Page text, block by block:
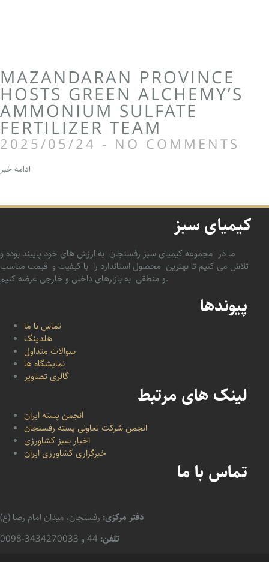
MAZANDARAN PROVINCE
HOSTS GREEN ALCHEMY’S
AMMONIUM SULFATE
FERTILIZER TEAM
2025/05/24 NO COMMENTS
ادامه خبر
کیمیای سبز
ما در مجموعه کیمیای سبز رفسنجان به ارزش های خود پایبند بوده و
تلاش می کنیم تا بهترین محصول استاندارد را با کیفیت و قیمت مناسب
و منطقی به بازارهای داخلی و خارجی عرضه کنیم.
پیوندها
تماس با ما
هلدینگ
سوالات متداول
نمایشگاه ها
گالری تصاویر
لینک های مرتبط
انجمن پسته ایران
انجمن شرکت تعاونی پسته رفسنجان
اخبار سبز کشاورزی
خبرگزاری کشاورزی ایران
تماس با ما
دفتر مرکزی: رفسنجان، میدان امام رضا (ع)
تلفن: